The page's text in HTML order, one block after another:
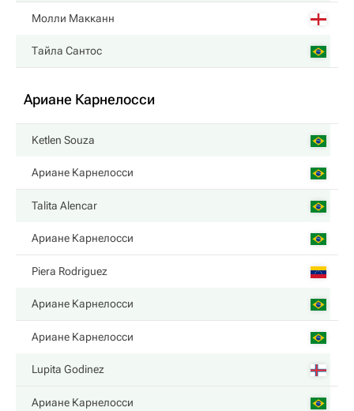
Молли Макканн
Тайла Сантос
Ариане Карнелосси
Ketlen Souza
Ариане Карнелосси
Talita Alencar
Ариане Карнелосси
Piera Rodriguez
Ариане Карнелосси
Ариане Карнелосси
Lupita Godinez
Ариане Карнелосси